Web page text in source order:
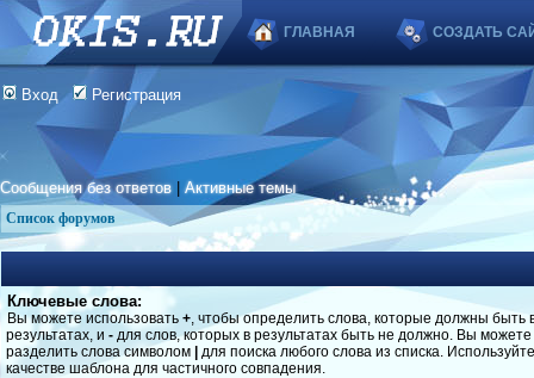
ГЛАВНАЯ СОЗДАТЬ
Вход Регистрация
Сообщения без ответов |Активные темы
Список форумов
Ключевые слова:
Вы можете использовать +, чтобы определить слова, которые должны быть
результатах, и - для слов, которых в результатах быть не должно. Вы можете
разделить слова символом
для поиска любого слова из списка.
качестве шаблона для частичного совпадения.